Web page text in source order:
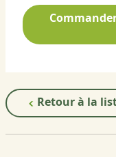
Retour à la